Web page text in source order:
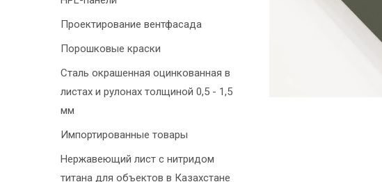
Проектирование вентфасада
Порошковые краски
Сталь окрашенная оцинкованная в
листах и рулонах толщиной 0,5 - 1,5
мм
Импортированные товары
Нержавеющий лист с нитридом
титана для объектов в Казахстане